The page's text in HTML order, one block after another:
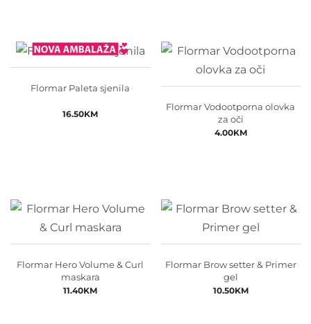
Flormar Paleta sjenila
16.50KM
Flormar Vodootporna olovka
za oči
4.00KM
Flormar Hero Volume & Curl
maskara
11.40KM
Flormar Brow setter & Primer
gel
10.50KM